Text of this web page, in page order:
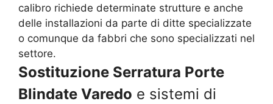
calibro richiede determinate strutture e anche
delle installazioni da parte di ditte specializzate
o comunque da fabbri che sono specializzati nel
settore.
Sostituzione Serratura Porte
Blindate Varedo e sistemi di